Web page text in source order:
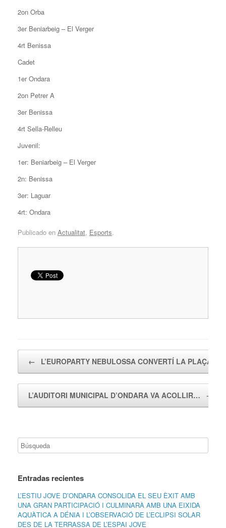
2on Orba
3er Beniarbeig – El Verger
4rt Benissa
Cadet
1er Ondara
2on Petrer A
3er Benissa
4rt Sella-Relleu
Juvenil:
1er: Beniarbeig – El Verger
2n: Benissa
3er: Laguar
4rt: Ondara
Publicado en Actualitat, Esports.
← L’EUROPARTY NEBULOSSA CONVERTÍ LA PLAÇA…
L’AUDITORI MUNICIPAL D’ONDARA VA ACOLLIR… →
Entradas recientes
L’ESTIU JOVE D’ONDARA CONSOLIDA EL SEU ÈXIT AMB
UNA GRAN PARTICIPACIÓ I CULMINARÀ AMB UNA EIXIDA
AQUÀTICA A DÉNIA I L’OBSERVACIÓ DE L’ECLIPSI SOLAR
DES DE LA TERRASSA DE L’ESPAI JOVE